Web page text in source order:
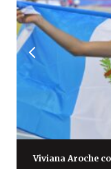
Viviana Aroche